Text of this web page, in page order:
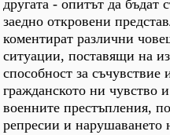
другата - опитът да бъдат
заедно откровени
коментират различни
ситуации, поставящи на
способност за съчувствие
гражданското ни чувство
военните престъпления,
репресии и нарушаването